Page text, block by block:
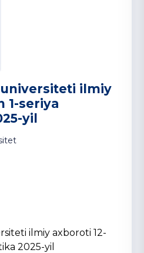
ilmiy
1-seriya
yil
ilmiy axboroti 12-
2025-yil